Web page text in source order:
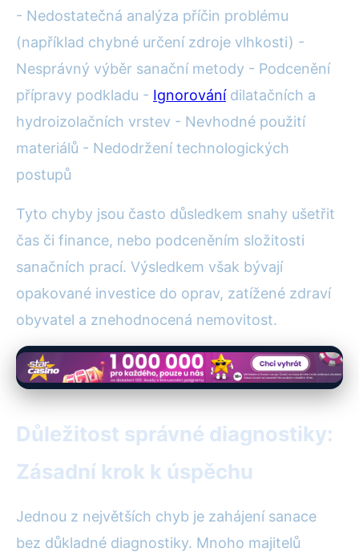
- Nedostatečná analýza příčin problému
(například chybné určení zdroje vlhkosti) -
Nesprávný výběr sanační metody - Podcenění
přípravy podkladu - Ignorovánídilatačních a
hydroizolačních vrstev - Nevhodné použití
materiálů - Nedodržení technologických
postupů
Tyto chyby jsou často důsledkem snahy ušetřit
čas či finance, nebo podceněním složitosti
sanačních prací. Výsledkem však bývají
opakované investice do oprav, zatížené zdraví
obyvatel a znehodnocená nemovitost.
Důležitost správné diagnostiky:
Zásadní krok k úspěchu
Jednou z největších chyb je zahájení sanace
bez důkladné diagnostiky. Mnoho majitelů